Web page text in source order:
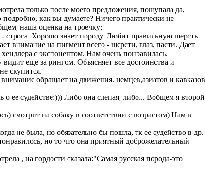
только после моего предложения, пощупала да,
как вы думаете? Ничего практически не
наша оценка на троечку;
строга. Хорошо знает породу. Любит правильную шерсть.
внимание на пигмент всего - шерсти, глаз, пасти. Дает
с экспонентом. Нам очень понравилась.
еще за рингом. Объясняет все достоинства и
скупится.
обращает на движения. немцев,азиатов и кавказов
ее судействе:))) Либо она слепая, либо... Вобщем я второй
на собаку в соответствии с возрастом) Нам в
не была, но обязательно бы пошла, тк ее судейство в др.
но то что она приятный доброжелательный
, на гордости сказала:"Самая русская порода-это